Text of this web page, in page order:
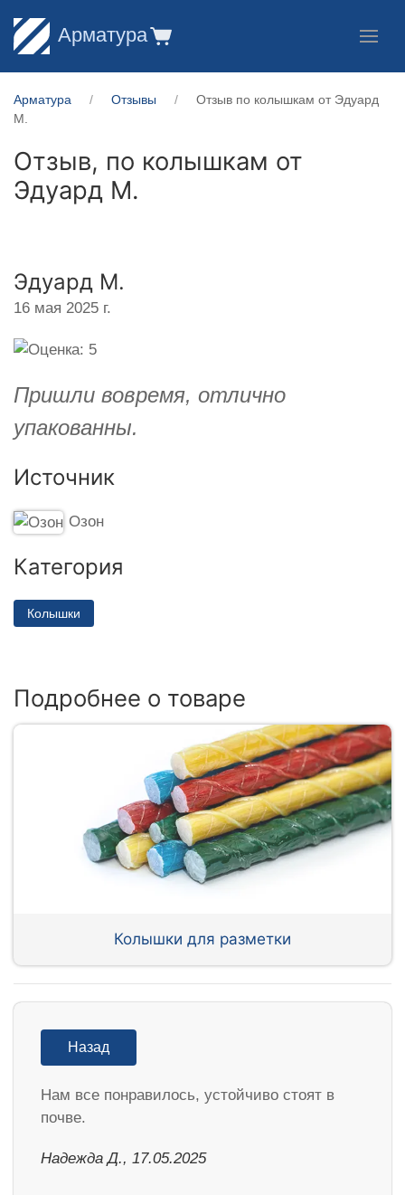
Арматура
Арматура Отзывы
Отзыв по колышкам от Эдуард
М.
Отзыв, по колышкам от
Эдуард М.
Эдуард М.
16 мая 2025 г.
Пришли вовремя, отлично
упакованны.
Источник
Озон
Категория
Колышки
Подробнее о товаре
Колышки для разметки
Назад
Нам все понравилось, устойчиво стоят в
почве.
Надежда Д., 17.05.2025